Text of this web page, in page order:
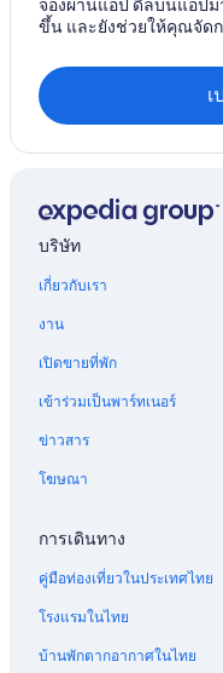
ขึ้น และยังช่วยให้คุณจัดก
บริษัท
เกี่ยวกับเรา
งาน
เปิดขายที่พัก
เข้าร่วมเป็นพาร์ทเนอร์
ข่าวสาร
โฆษณา
การเดินทาง
คู่มือท่องเที่ยวในประเทศไทย
โรงแรมในไทย
บ้านพักตากอากาศในไทย